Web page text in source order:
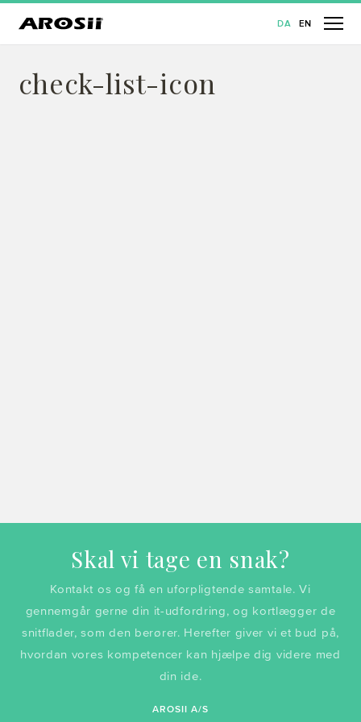
DA EN
check-list-icon
Skal vi tage en snak?
Kontakt os og få en uforpligtende samtale. Vi
gennemgår gerne din it-udfordring, og kortlægger de
snitflader, som den berører. Herefter giver vi et bud på,
hvordan vores kompetencer kan hjælpe dig videre med
din ide.
AROSII A/S